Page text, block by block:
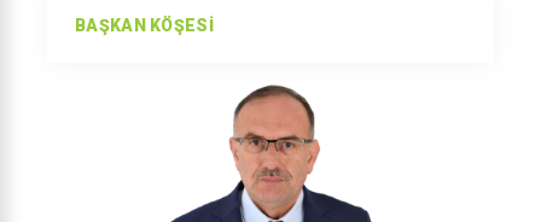
BAŞKAN KÖŞESI